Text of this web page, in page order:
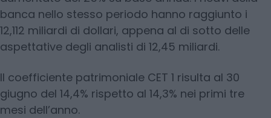
banca nello stesso periodo hanno raggiunto i
12,112 miliardi di dollari, appena al di sotto delle
aspettative degli analisti di 12,45 miliardi.
Il coefficiente patrimoniale CET 1 risulta al 30
giugno del 14,4% rispetto al 14,3% nei primi tre
mesi dell’anno.